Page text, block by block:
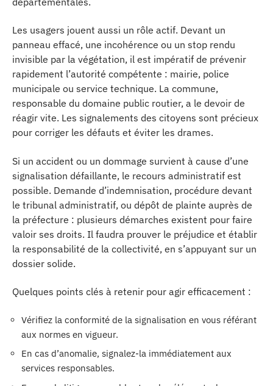
Les usagers jouent aussi un rôle actif. Devant un
panneau effacé, une incohérence ou un stop rendu
invisible par la végétation, il est impératif de prévenir
rapidement l’autorité compétente : mairie, police
municipale ou service technique. La commune,
responsable du domaine public routier, a le devoir de
réagir vite. Les signalements des citoyens sont précieux
pour corriger les défauts et éviter les drames.
Si un accident ou un dommage survient à cause d’une
signalisation défaillante, le recours administratif est
possible. Demande d’indemnisation, procédure devant
le tribunal administratif, ou dépôt de plainte auprès de
la préfecture : plusieurs démarches existent pour faire
valoir ses droits. Il faudra prouver le préjudice et établir
la responsabilité de la collectivité, en s’appuyant sur un
dossier solide.
Quelques points clés à retenir pour agir efficacement :
Vérifiez la conformité de la signalisation en vous référant
aux normes en vigueur.
En cas d’anomalie, signalez-la immédiatement aux
services responsables.